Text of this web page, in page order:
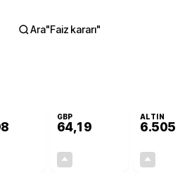
Ara"Faiz kararı"
GBP
64,19
ALTIN
6.505